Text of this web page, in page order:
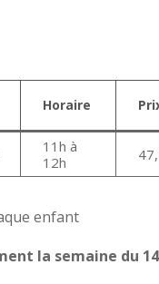
Horaire
11h à
12h
enfant
la semaine du